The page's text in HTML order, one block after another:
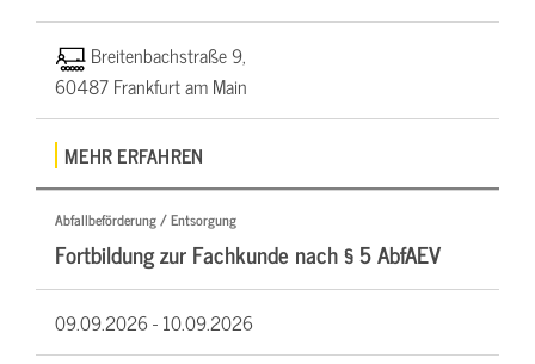
Breitenbachstraße 9,
60487 Frankfurt am Main
MEHR ERFAHREN
Abfallbeförderung / Entsorgung
Fortbildung zur Fachkunde nach § 5 AbfAEV
09.09.2026 -10.09.2026